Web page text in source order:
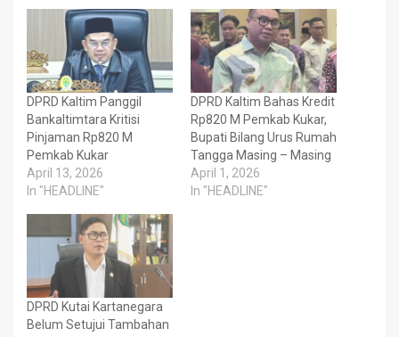
DPRD Kaltim Panggil
Bankaltimtara Kritisi
Pinjaman Rp820 M
Pemkab Kukar
April 13, 2026
In "HEADLINE"
DPRD Kaltim Bahas Kredit
Rp820 M Pemkab Kukar,
Bupati Bilang Urus Rumah
Tangga Masing – Masing
April 1, 2026
In "HEADLINE"
DPRD Kutai Kartanegara
Belum Setujui Tambahan